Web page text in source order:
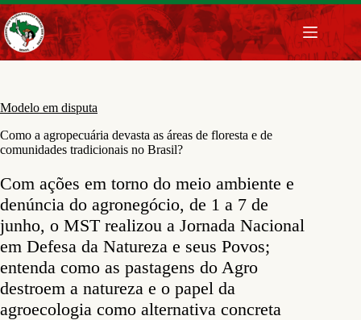
Pular
para
o
conteúdo
Modelo em disputa
Como a agropecuária devasta as áreas de floresta e de
comunidades tradicionais no Brasil?
Com ações em torno do meio ambiente e
denúncia do agronegócio, de 1 a 7 de
junho, o MST realizou a Jornada Nacional
em Defesa da Natureza e seus Povos;
entenda como as pastagens do Agro
destroem a natureza e o papel da
agroecologia como alternativa concreta